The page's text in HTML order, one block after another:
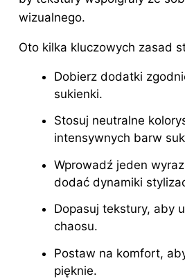
wizualnego.
Oto kilka kluczowych zasad
Dobierz dodatki
sukienki.
Stosuj neutralne
intensywnych barw
Wprowadź jeden
dodać dynamiki
Dopasuj tekstury, aby
chaosu.
Postaw na komfort,
pięknie.